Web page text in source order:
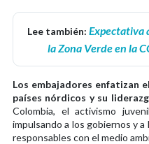
Lee también: Expectativa
la Zona Verde en la
Los embajadores enfatizan
países nórdicos y su
Colombia, el activismo
impulsando a los gobiernos y
responsables con el medio